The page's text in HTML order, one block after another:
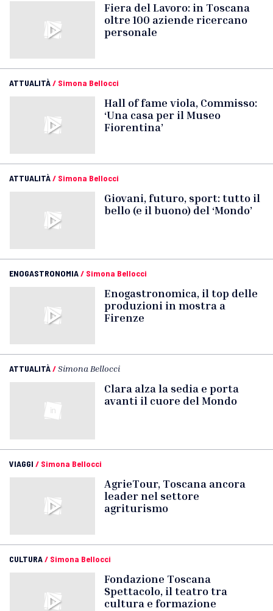
Fiera del Lavoro: in Toscana
oltre 100 aziende ricercano
personale
ATTUALITÀ/ Simona Bellocci
Hall of fame viola, Commisso:
‘Una casa per il Museo
Fiorentina’
ATTUALITÀ/ Simona Bellocci
Giovani, futuro, sport: tutto il
bello (e il buono) del ‘Mondo’
ENOGASTRONOMIA/ Simona Bellocci
Enogastronomica, il top delle
produzioni in mostra a
Firenze
ATTUALITÀ/Simona Bellocci
Clara alza la sedia e porta
avanti il cuore del Mondo
VIAGGI / Simona Bellocci
AgrieTour, Toscana ancora
leader nel settore
agriturismo
CULTURA/ Simona Bellocci
Fondazione Toscana
Spettacolo, il teatro tra
cultura e formazione